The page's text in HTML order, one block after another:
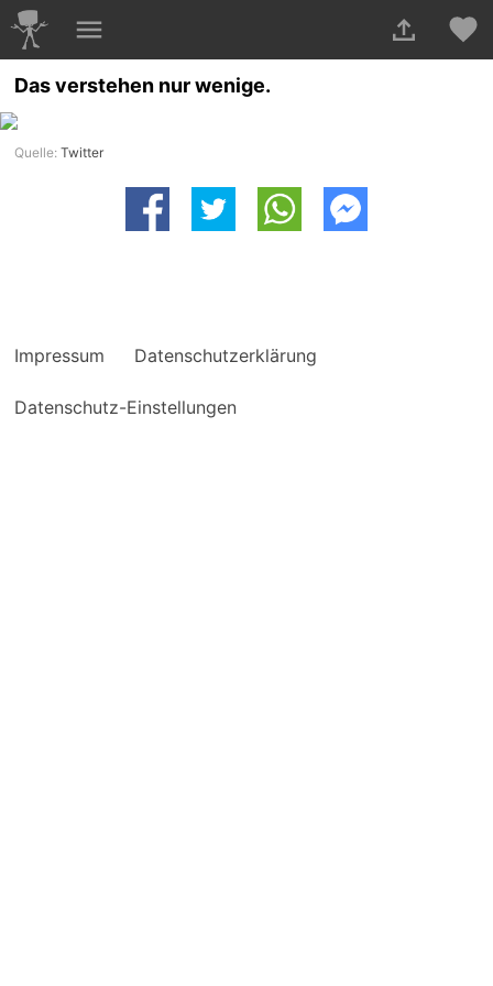
Das verstehen nur wenige.
Quelle:Twitter
Impressum Datenschutzerklärung
Datenschutz-Einstellungen